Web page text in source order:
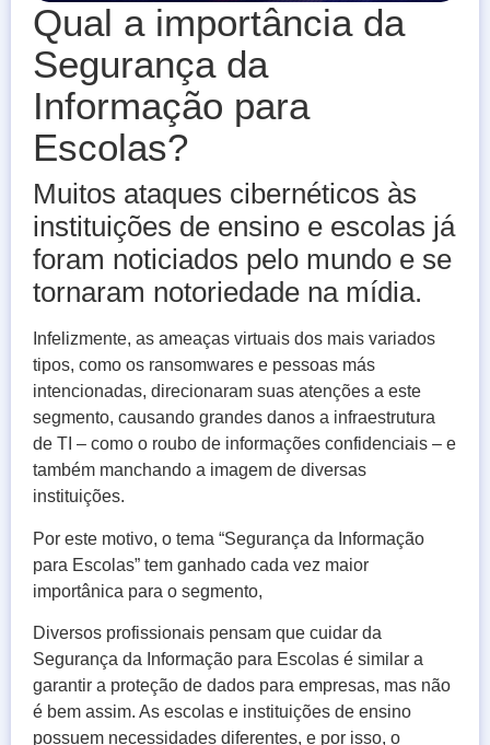
Qual a importância da
Segurança da
Informação para
Escolas?
Muitos ataques cibernéticos às
instituições de ensino e escolas já
foram noticiados pelo mundo e se
tornaram notoriedade na mídia.
Infelizmente, as ameaças virtuais dos mais variados
tipos, como os ransomwares e pessoas más
intencionadas, direcionaram suas atenções a este
segmento, causando grandes danos a infraestrutura
de TI – como o roubo de informações confidenciais – e
também manchando a imagem de diversas
instituições.
Por este motivo, o tema “Segurança da Informação
para Escolas” tem ganhado cada vez maior
importânica para o segmento,
Diversos profissionais pensam que cuidar da
Segurança da Informação para Escolas é similar a
garantir a proteção de dados para empresas, mas não
é bem assim. As escolas e instituições de ensino
possuem necessidades diferentes, e por isso, o